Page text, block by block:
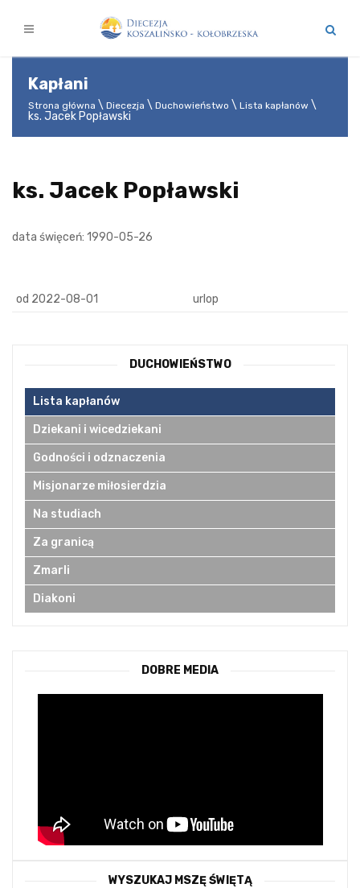
Kapłani
Strona główna Diecezja Duchowieństwo Lista kapłanów
ks. Jacek Popławski
ks. Jacek Popławski
data święceń: 1990-05-26
od 2022-08-01 urlop
DUCHOWIEŃSTWO
Lista kapłanów
Dziekani i wicedziekani
Godności i odznaczenia
Misjonarze miłosierdzia
Na studiach
Za granicą
Zmarli
Diakoni
DOBRE MEDIA
WYSZUKAJ MSZĘ ŚWIĘTĄ